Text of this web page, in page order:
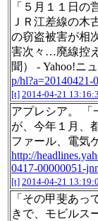
「５月１１日の
ＪＲ江差線の木
の窃盗被害が相
害次々…廃線控
聞） - Yahoo!ニ
p/hl?a=20140421-
[t] 2014-04-21
アプレシア。 「
が、今年１月、
ファール、電気
http://
0417-00000051-
[t] 2014-04-21
「その甲斐あっ
きで、モビルス